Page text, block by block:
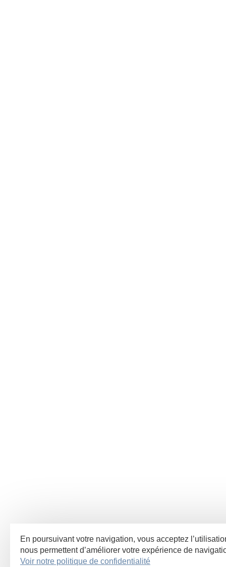
En poursuivant votre navigation, vous acceptez
nous permettent d’améliorer votre expérience de
Voir notre politique de confidentialité